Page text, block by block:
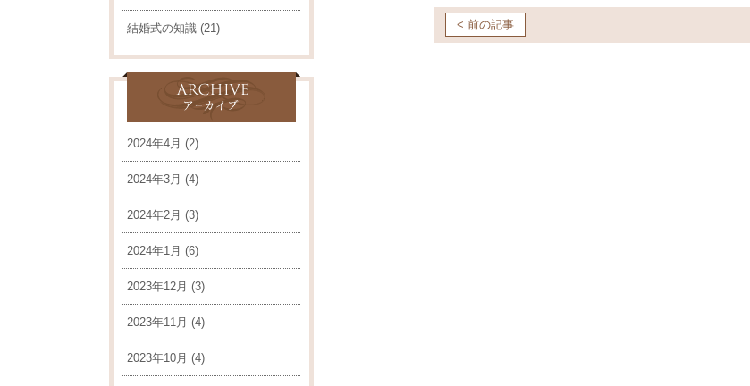
結婚式の知識 (21)
2024年4月 (2)
2024年3月 (4)
2024年2月 (3)
2024年1月 (6)
2023年12月 (3)
2023年11月 (4)
2023年10月 (4)
< 前の記事